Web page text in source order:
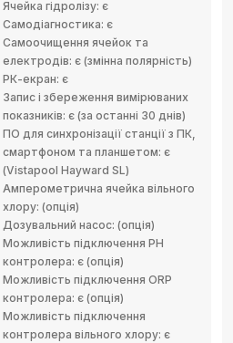
Ячейка гідролізу: є
Самодіагностика: є
Самоочищення ячейок та
електродів: є (змінна полярність)
РК-екран: є
Запис і збереження вимірюваних
показників: є (за останні 30 днів)
ПО для синхронізації станції з ПК,
смартфоном та планшетом: є
(Vistapool Hayward SL)
Амперометрична ячейка вільного
хлору: (опція)
Дозувальний насос: (опція)
Можливість підключення PH
контролера: є (опція)
Можливість підключення ORP
контролера: є (опція)
Можливість підключення
контролера вільного хлору: є